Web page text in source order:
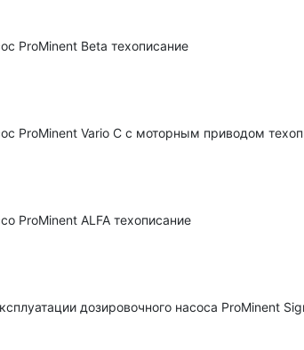
ProMinent Beta техописание
ProMinent Vario C c моторным приводом
ProMinent ALFA техописание
дозировочного насоса ProMinent